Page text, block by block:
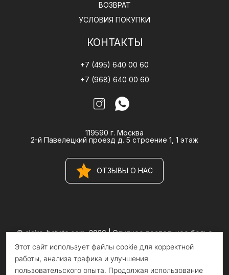
ВОЗВРАТ
УСЛОВИЯ ПОКУПКИ
КОНТАКТЫ
+7 (495) 640 00 60
+7 (968) 640 00 60
119590 г. Москва
2-й Павелецкий проезд д. 5 строение 1, 1 этаж
ОТЗЫВЫ О НАС
© claire-batiste.com, 2026 |Элитное постельное белье
Информация на сайте носит информационный характер и не
является публичной офертой
Этот сайт использует файлы cookie для корректной
работы, анализа трафика и улучшения
пользовательского опыта. Продолжая использование